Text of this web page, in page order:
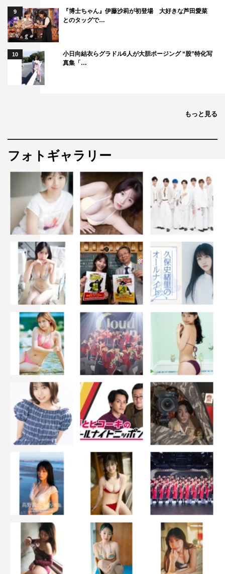
9
『博士ちゃん』伊藤沙莉が初登場 大好きな芦田愛菜
とのタッグで…
10
小日向結衣らグラドル6人が大胆ポージング “股”特化写
真集「…
もっと見る
フォトギャラリー